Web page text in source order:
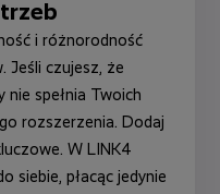
i różnorodność
Jeśli czujesz, że
spełnia Twoich
rozszerzenia. Dodaj
W LINK4
siebie, płacąc jedynie